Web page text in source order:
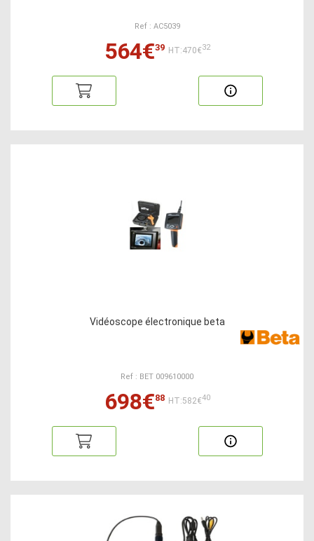
Ref : AC5039
564€39 HT:470€32
Vidéoscope électronique beta
Ref : BET 009610000
698€88 HT:582€40